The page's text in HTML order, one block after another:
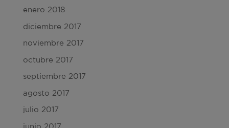
enero 2018
diciembre 2017
noviembre 2017
octubre 2017
septiembre 2017
agosto 2017
julio 2017
junio 2017